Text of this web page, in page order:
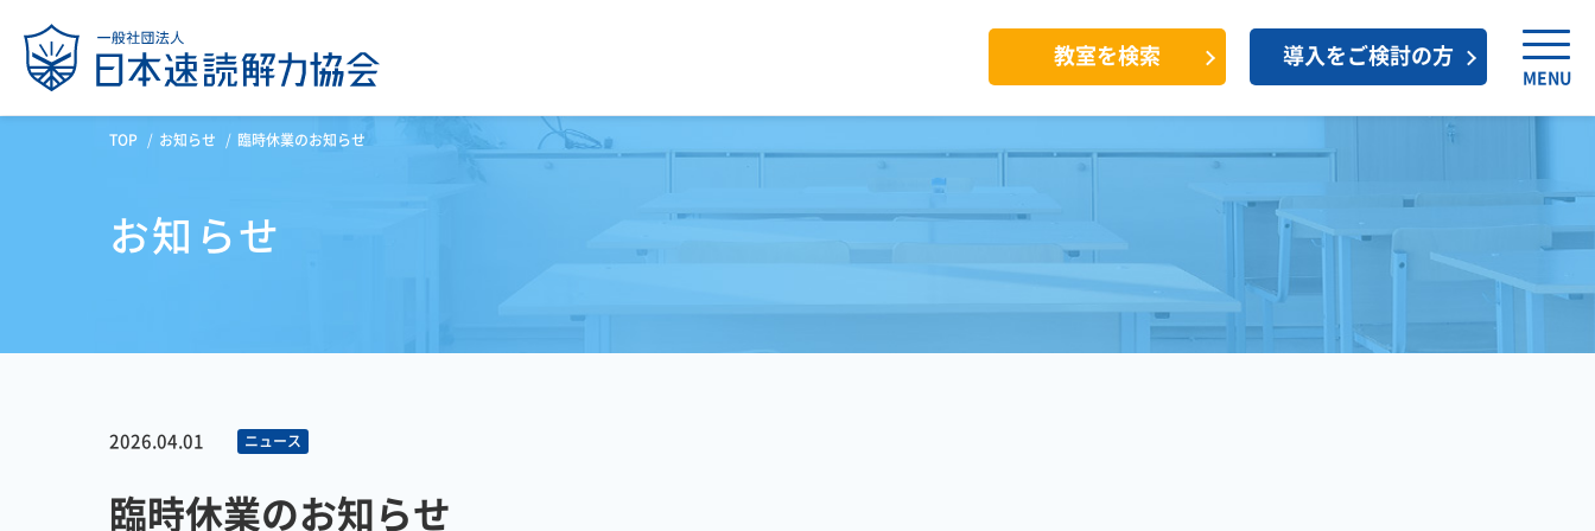
教室を検索 導入をご検討の方
MENU
TOP お知らせ 臨時休業のお知らせ
お知らせ
2026.04.01 ニュース
臨時休業のお知らせ